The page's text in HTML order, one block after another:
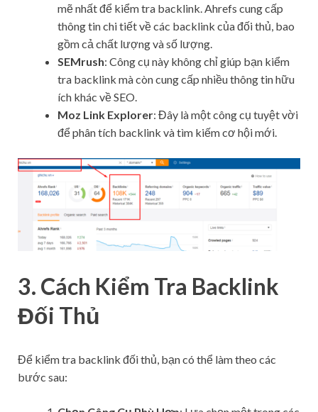
mẽ nhất để kiểm tra backlink. Ahrefs cung cấp
thông tin chi tiết về các backlink của đối thủ, bao
gồm cả chất lượng và số lượng.
SEMrush: Công cụ này không chỉ giúp bạn kiểm
tra backlink mà còn cung cấp nhiều thông tin hữu
ích khác về SEO.
Moz Link Explorer: Đây là một công cụ tuyệt vời
để phân tích backlink và tìm kiếm cơ hội mới.
3. Cách Kiểm Tra Backlink
Đối Thủ
Để kiểm tra backlink đối thủ, bạn có thể làm theo các
bước sau: